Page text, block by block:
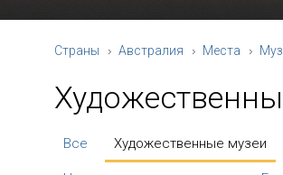
Страны Австралия Места
Все Художественные музеи